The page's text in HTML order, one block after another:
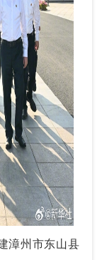
漳州市东山县